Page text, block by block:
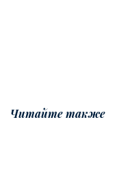
Читайте также